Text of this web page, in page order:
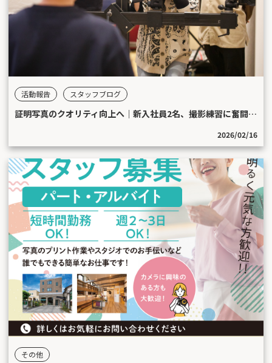
活動報告 スタッフブログ
証明写真のクオリティ向上へ｜新入社員2名、撮影練習に奮闘中！
2026/02/16
その他